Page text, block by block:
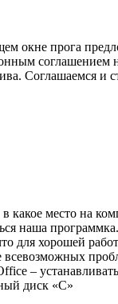
окне прога
соглашением
Соглашаемся и
какое место на
наша
для хорошей
всевозможных
–
диск «C»